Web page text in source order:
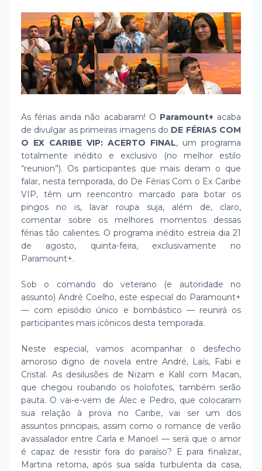
As férias ainda não acabaram! O Paramount+ acaba
de divulgar as primeiras imagens do DE FÉRIAS COM
O EX CARIBE VIP: ACERTO FINAL, um programa
totalmente inédito e exclusivo (no melhor estilo
“reunion”). Os participantes que mais deram o que
falar, nesta temporada, do De Férias Com o Ex Caribe
VIP, têm um reencontro marcado para botar os
pingos no is, lavar roupa suja, além de, claro,
comentar sobre os melhores momentos dessas
férias tão calientes. O programa inédito estreia dia 21
de agosto, quinta-feira, exclusivamente no
Paramount+.
Sob o comando do veterano (e autoridade no
assunto) André Coelho, este especial do Paramount+
— com episódio único e bombástico — reunirá os
participantes mais icônicos desta temporada.
Neste especial, vamos acompanhar o desfecho
amoroso digno de novela entre André, Laís, Fabi e
Cristal. As desilusões de Nizam e Kalil com Macan,
que chegou roubando os holofotes, também serão
pauta. O vai-e-vem de Álec e Pedro, que colocaram
sua relação à prova no Caribe, vai ser um dos
assuntos principais, assim como o romance de verão
avassalador entre Carla e Manoel — será que o amor
é capaz de resistir fora do paraíso? E para finalizar,
Martina retorna, após sua saída turbulenta da casa,